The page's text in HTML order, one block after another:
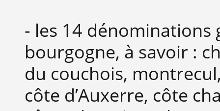
- les 14 dénominations
bourgogne, à savoir :
du couchois,
côte d’Auxerre, côte